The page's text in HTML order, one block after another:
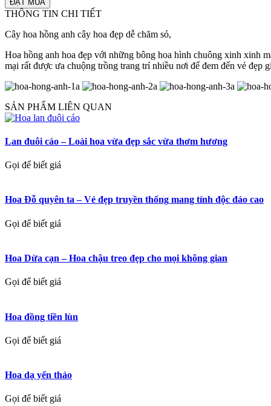
THÔNG TIN CHI TIẾT
Cây hoa hồng anh cây hoa đẹp dễ chăm só,
Hoa hồng anh hoa đẹp với những bông hoa hình chuông xinh xinh
mại rất được ưa chuộng trồng trang trí nhiều nơi để đem đến vẻ
SẢN PHẨM LIÊN QUAN
Lan đuôi cáo – Loài hoa vừa đẹp sắc vừa thơm hương
Gọi để biết giá
Hoa Đỗ quyên ta – Vẻ đẹp truyền thống mang tính độc đáo cao
Gọi để biết giá
Hoa Dừa cạn – Hoa chậu treo đẹp cho mọi không gian
Gọi để biết giá
Hoa đồng tiền lùn
Gọi để biết giá
Hoa dạ yến thảo
Gọi để biết giá